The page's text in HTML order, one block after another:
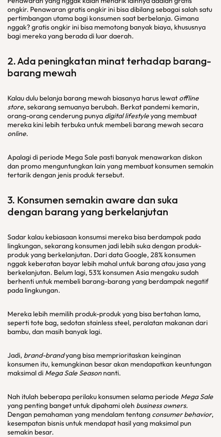
ongkir. Penawaran gratis ongkir ini bisa dibilang sebagai salah satu
pertimbangan utama bagi konsumen saat berbelanja. Gimana
nggak? gratis ongkir ini bisa memotong banyak biaya, khususnya
bagi mereka yang berada di luar daerah.
2. Ada peningkatan minat terhadap barang-
barang mewah
Kalau dulu belanja barang mewah biasanya harus lewat offline
store, sekarang semuanya berubah. Berkat pandemi kemarin,
orang-orang cenderung punya digital lifestyleyang membuat
mereka kini lebih terbuka untuk membeli barang mewah secara
online.
Apalagi di periode Mega Sale pasti banyak menawarkan diskon
dan promo menguntungkan lain yang membuat konsumen semakin
tertarik dengan jenis produk tersebut.
3. Konsumen semakin aware dan suka
dengan barang yang berkelanjutan
Sadar kalau kebiasaan konsumsi mereka bisa berdampak pada
lingkungan, sekarang konsumen jadi lebih suka dengan produk-
produk yang berkelanjutan. Dari data Google, 28% konsumen
nggak keberatan bayar lebih mahal untuk barang atau jasa yang
berkelanjutan. Belum lagi, 53% konsumen Asia mengaku sudah
berhenti untuk membeli barang-barang yang berdampak negatif
pada lingkungan.
Mereka lebih memilih produk-produk yang bisa bertahan lama,
seperti tote bag, sedotan stainless steel, peralatan makanan dari
bambu, dan masih banyak lagi.
Jadi, brand-brandyang bisa memprioritaskan keinginan
konsumen itu, kemungkinan besar akan mendapatkan keuntungan
maksimal di Mega Sale Season nanti.
Nah itulah beberapa perilaku konsumen selama periode Mega Sale
yang penting banget untuk dipahami oleh business owners.
Dengan pemahaman yang mendalam tentang consumer behavior,
kesempatan bisnis untuk mendapat hasil yang maksimal pun
semakin besar.